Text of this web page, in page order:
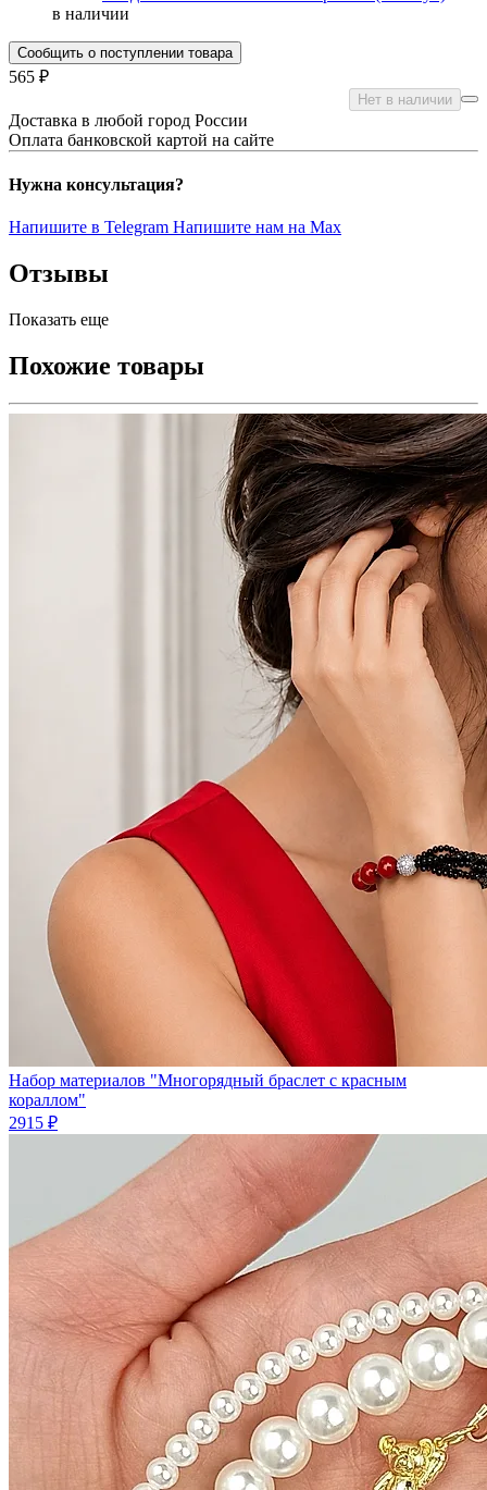
в наличии
Сообщить о поступлении товара
565 ₽
Нет в наличии
Доставка в любой город России
Оплата банковской картой на сайте
Нужна консультация?
Напишите в Telegram Напишите нам на Max
Отзывы
Показать еще
Похожие товары
Набор материалов "Многорядный браслет с красным
кораллом"
2915 ₽